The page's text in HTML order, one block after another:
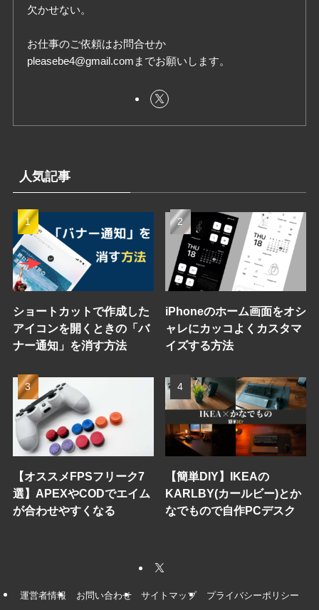
欠かせない。
お仕事のご依頼はお問合せか
pleasebe4@gmail.comまでお願いします。
人気記事
ショートカットで作成した
アイコンを開くときの「バ
ナー通知」を消す方法
iPhoneのホーム画面をオシ
ャレにカッコよくカスタマ
イズする方法
【オススメFPSフリーク7
選】APEXやCODでエイム
が合わせやすくなる
【簡単DIY】IKEAの
KARLBY(カールビー)とか
なでもので自作PCデスク
運営者情報 お問い合わせ サイトマップ プライバシーポリシー